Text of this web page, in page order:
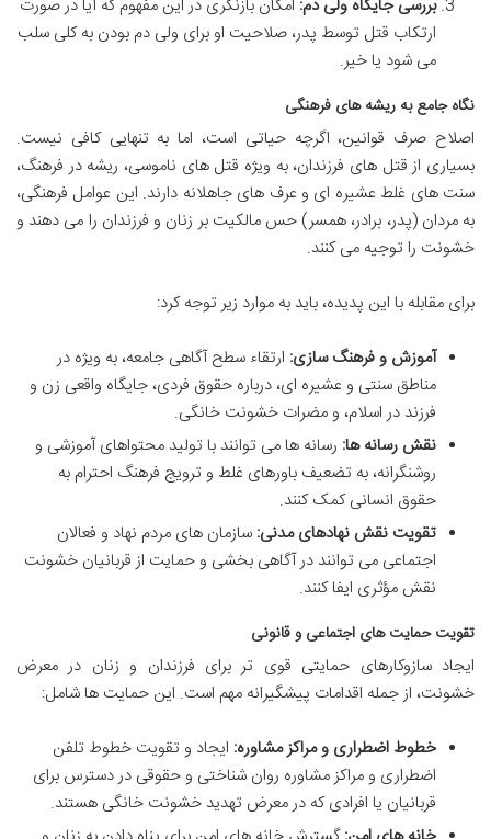
بررسی جایگاه ولی دم: امکان بازنگری در این مفهوم که آیا در صورت
ارتکاب قتل توسط پدر، صلاحیت او برای ولی دم بودن به کلی سلب
می شود یا خیر.
نگاه جامع به ریشه های فرهنگی
اصلاح صرف قوانین، اگرچه حیاتی است، اما به تنهایی کافی نیست.
بسیاری از قتل های فرزندان، به ویژه قتل های ناموسی، ریشه در فرهنگ،
سنت های غلط عشیره ای و عرف های جاهلانه دارند. این عوامل فرهنگی،
به مردان (پدر، برادر، همسر) حس مالکیت بر زنان و فرزندان را می دهند و
خشونت را توجیه می کنند.
برای مقابله با این پدیده، باید به موارد زیر توجه کرد:
آموزش و فرهنگ سازی: ارتقاء سطح آگاهی جامعه، به ویژه در
مناطق سنتی و عشیره ای، درباره حقوق فردی، جایگاه واقعی زن و
فرزند در اسلام، و مضرات خشونت خانگی.
نقش رسانه ها: رسانه ها می توانند با تولید محتواهای آموزشی و
روشنگرانه، به تضعیف باورهای غلط و ترویج فرهنگ احترام به
حقوق انسانی کمک کنند.
تقویت نقش نهادهای مدنی: سازمان های مردم نهاد و فعالان
اجتماعی می توانند در آگاهی بخشی و حمایت از قربانیان خشونت
نقش مؤثری ایفا کنند.
تقویت حمایت های اجتماعی و قانونی
ایجاد سازوکارهای حمایتی قوی تر برای فرزندان و زنان در معرض
خشونت، از جمله اقدامات پیشگیرانه مهم است. این حمایت ها شامل:
خطوط اضطراری و مراکز مشاوره: ایجاد و تقویت خطوط تلفن
اضطراری و مراکز مشاوره روان شناختی و حقوقی در دسترس برای
قربانیان یا افرادی که در معرض تهدید خشونت خانگی هستند.